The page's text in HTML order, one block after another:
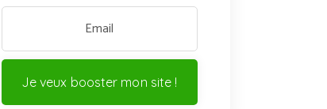
Je veux booster mon site !